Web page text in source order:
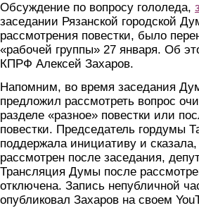
Обсуждение по вопросу гололеда,
заседании Рязанской городской
рассмотрения повестки, было
«рабочей группы» 27 января. Об
КПРФ Алексей Захаров.
Напомним, во время заседания
предложил рассмотреть вопрос
разделе «разное» повестки или
повестки. Председатель гордумы
поддержала инициативу и сказала,
рассмотрен после заседания,
Трансляция Думы после
отключена. Запись непубличной
опубликовал Захаров на своем